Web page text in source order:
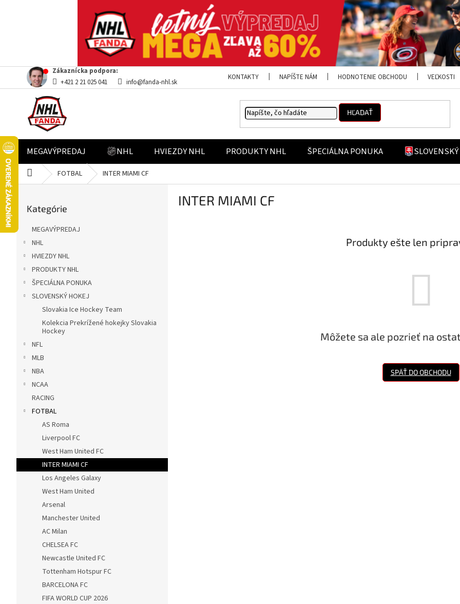
Prejsť
obsah
Zákaznícka podpora:
+421 2 21 025 041
info@fanda-nhl.sk
KONTAKTY NAPÍŠTE NÁM HODNOTENIE OBCHODU VEĽKOSTI
HĽADAŤ
MEGAVÝPREDAJ NHL HVIEZDY NHL PRODUKTY NHL ŠPECIÁLNA PONUKA
DomovFOTBAL INTER MIAMI CF
ý
kategórie
Kategórie
MEGAVÝPREDAJ
NHL
HVIEZDY NHL
PRODUKTY NHL
ŠPECIÁLNA PONUKA
SLOVENSKÝ HOKEJ
Slovakia Ice Hockey Team
Kolekcia Prekrížené hokejky Slovakia
Hockey
NFL
MLB
NBA
NCAA
RACING
FOTBAL
AS Roma
Liverpool FC
West Ham United FC
INTER MIAMI CF
Los Angeles Galaxy
West Ham United
Arsenal
Manchester United
AC Milan
CHELSEA FC
Newcastle United FC
Tottenham Hotspur FC
BARCELONA FC
FIFA WORLD CUP 2026
INTER MIAMI CF
Produkty ešte len
Môžete sa ale pozrieť na
SPÄŤ DO OBCHODU